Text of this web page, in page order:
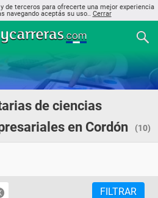
de terceros para ofrecerte una mejor experiencia
navegando aceptás su uso.. Cerrar
de ciencias
en Cordón
(10)
FILTRAR